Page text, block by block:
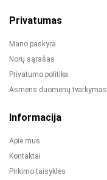
Privatumas
Mano paskyra
Norų sąrašas
Privatumo politika
Asmens duomenų tvarkymas
Informacija
Apie mus
Kontaktai
Pirkimo taisyklės